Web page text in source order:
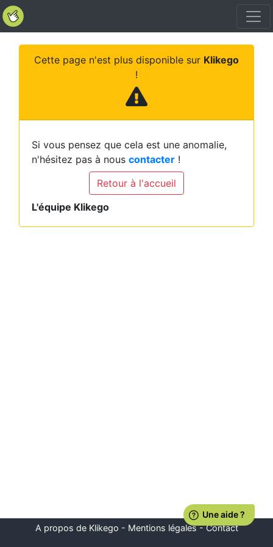
Cette page n'est plus disponible sur Klikego
!
Si vous pensez que cela est une anomalie,
n'hésitez pas à nous contacter !
Retour à l'accueil
L'équipe Klikego
A propos de Klikego - Mentions légales-Contact